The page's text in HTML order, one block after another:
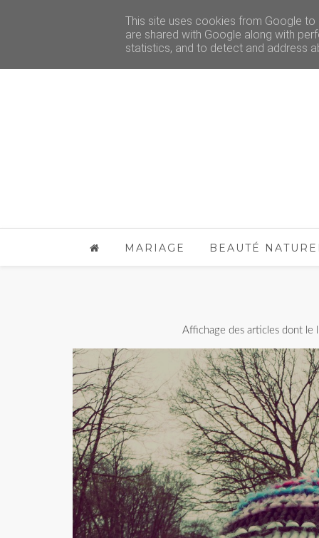
MARIAGE BEAUTÉ
Affichage des articles dont le
This site uses cookies from Google
are shared with Google along with
statistics, and to detect and address